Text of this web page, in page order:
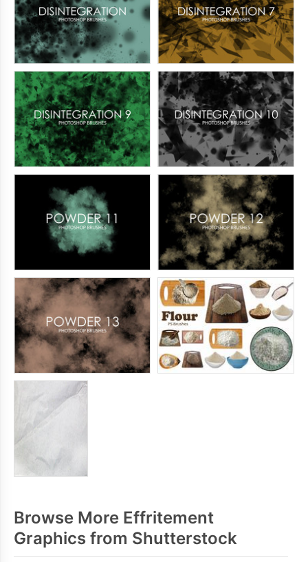
Browse More Effritement
Graphics from Shutterstock